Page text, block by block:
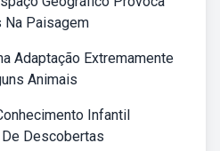
Na Paisagem
Adaptação Extremamente
Animais
Infantil
Descobertas